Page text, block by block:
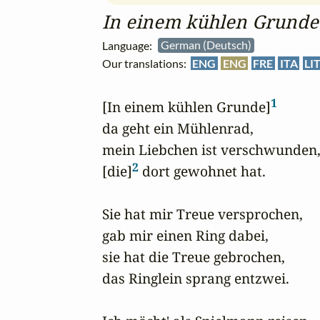
In einem kühlen Grunde
Language:
German (Deutsch)
Our translations: ENG ENG FRE ITA LIT
[In einem kühlen Grunde]1
da geht ein Mühlenrad,
mein Liebchen ist verschwunden,
[die]2 dort gewohnet hat.
Sie hat mir Treue versprochen,
gab mir einen Ring dabei,
sie hat die Treue gebrochen,
das Ringlein sprang entzwei.